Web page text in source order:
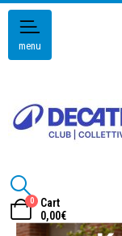
menu
0
Cart
0,00€